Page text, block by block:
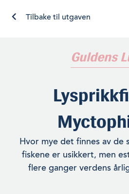
Tilbake til utgaven
Guldens
Hvor mye det finnes av de
fiskene er usikkert, men
flere ganger verdens